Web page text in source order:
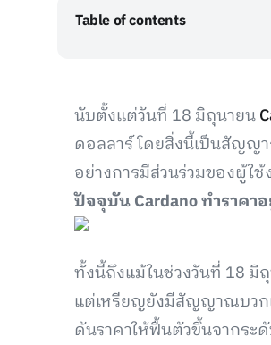
Table of contents
นับตั้งแต่วันที่ 18 มิถุนายน
ดอลลาร์ โดยสิ่งนี้เป็นสัญญ
อย่างการมีส่วนร่วมของผู้ใ
ปัจจุบัน Cardano ทำราคา
ทั้งนี้ถึงแม้ในช่วงวันที่ 18 มิ
แต่เหรียญยังมีสัญญาณบวกเ
ดันราคาให้ฟื้นตัวขึ้นจากระ